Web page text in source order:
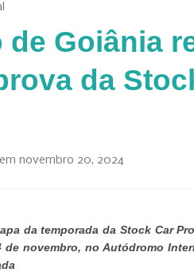
Goiânia
da
em novembro 20, 2024
da temporada da Stock Car
de novembro, no Autódromo